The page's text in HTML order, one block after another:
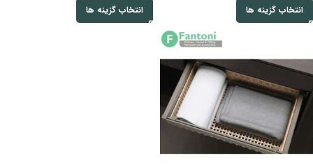
انتخاب گزینه ها انتخاب گزینه ها